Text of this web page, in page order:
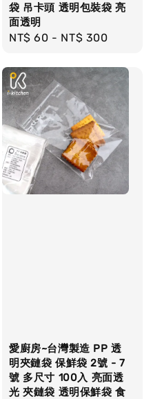
袋 吊卡頭 透明包裝袋 亮
面透明
Regular
NT$ 60 - NT$ 300
愛廚房~台灣製造 PP 透
明夾鏈袋 保鮮袋 2號 - 7
號 多尺寸 100入 亮面透
光 夾鏈袋 透明保鮮袋 食